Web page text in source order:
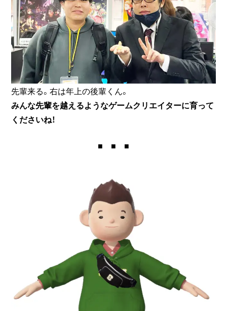
先輩来る。右は年上の後輩くん。
みんな先輩を越えるようなゲームクリエイターに育って
くださいね！
■ ■ ■